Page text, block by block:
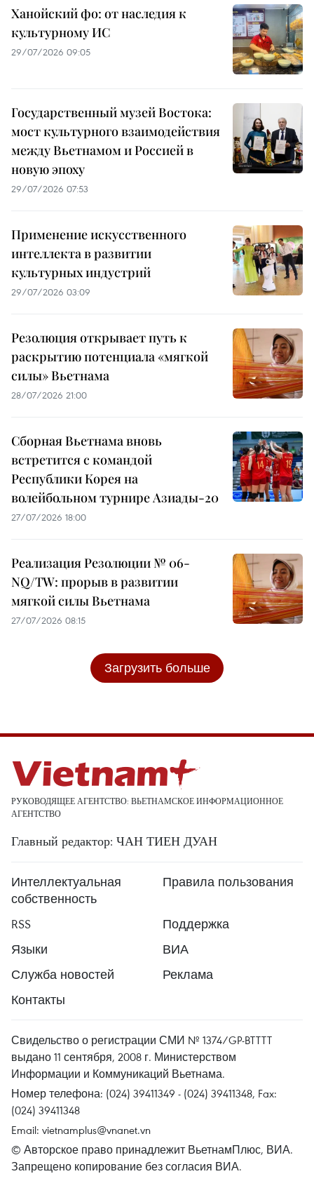
Ханойский фо: от наследия к
культурному ИС
29/07/2026 09:05
Государственный музей Востока:
мост культурного взаимодействия
между Вьетнамом и Россией в
новую эпоху
29/07/2026 07:53
Применение искусственного
интеллекта в развитии
культурных индустрий
29/07/2026 03:09
Резолюция открывает путь к
раскрытию потенциала «мягкой
силы» Вьетнама
28/07/2026 21:00
Сборная Вьетнама вновь
встретится с командой
Республики Корея на
волейбольном турнире Азиады-20
27/07/2026 18:00
Реализация Резолюции № 06-
NQ/TW: прорыв в развитии
мягкой силы Вьетнама
27/07/2026 08:15
Загрузить больше
РУКОВОДЯЩЕЕ АГЕНТСТВО: ВЬЕТНАМСКОЕ ИНФОРМАЦИОННОЕ
АГЕНТСТВО
Главный редактор: ЧАН ТИЕН ДУАН
Интеллектуальная
собственность
Правила пользования
RSS
Поддержка
Языки
ВИА
Служба новостей
Реклама
Контакты
Свидельство о регистрации СМИ № 1374/GP-BTTTT
выдано 11 сентября, 2008 г. Министерством
Информации и Коммуникаций Вьетнама.
Номер телефона: (024) 39411349 - (024) 39411348, Fax:
(024) 39411348
Email: vietnamplus@vnanet.vn
© Авторское право принадлежит ВьетнамПлюс, ВИА.
Запрещено копирование без согласия ВИА.